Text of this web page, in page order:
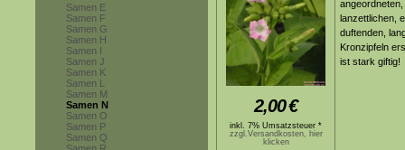
Samen E
Samen F
Samen G
Samen H
Samen I
Samen J
Samen K
Samen L
Samen M
Samen N
Samen O
Samen P
Samen Q
2,00€
inkl. 7% Umsatzsteuer *
zzgl.Versandkosten, hier
klicken
lanzettlichen,
duftenden,
Kronzipfeln
ist stark giftig!